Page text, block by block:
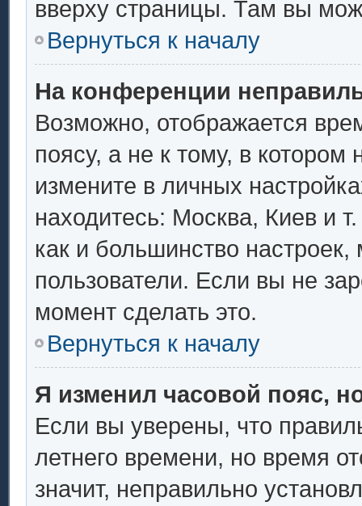
вверху страницы. Там вы
Вернуться к началу
На конференции
Возможно, отображается
поясу, а не к тому, в
измените в личных
находитесь: Москва, Киев и
как и большинство настроек,
пользователи. Если вы не
момент сделать это.
Вернуться к началу
Я изменил часовой пояс,
Если вы уверены, что
летнего времени, но время
значит, неправильно